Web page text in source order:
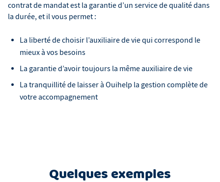
contrat de mandat est la garantie d’un service de qualité dans
la durée, et il vous permet :
La liberté de choisir l’auxiliaire de vie qui correspond le
mieux à vos besoins
La garantie d’avoir toujours la même auxiliaire de vie
La tranquillité de laisser à Ouihelp la gestion complète de
votre accompagnement
Quelques exemples